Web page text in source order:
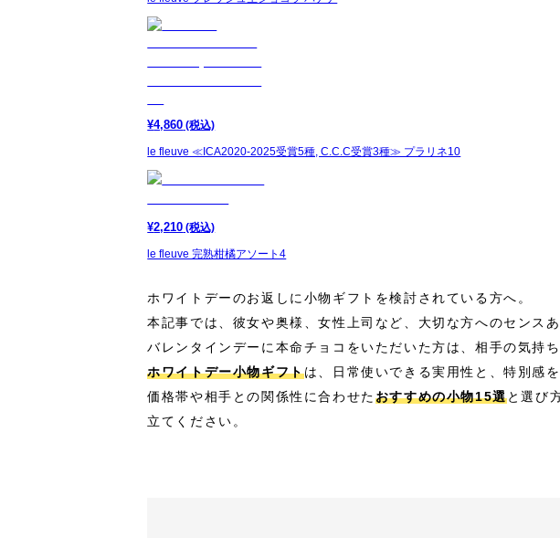
¥4,860 (税込)
le fleuve ≪ICA2020-2025受賞5種, C.C.C受賞3種≫ プラリネ10
¥2,210 (税込)
le fleuve 完熟柑橘アソート4
ホワイトデーのお返しに小物ギフトを検討されている方へ。
本記事では、彼女や奥様、女性上司など、大切な方へのセンス
バレンタインデーに本命チョコをいただいた方は、相手の気持
ホワイトデー小物ギフトは、日常使いできる実用性と、特別感
価格帯や相手との関係性に合わせたおすすめの小物15選と選び
立てください。